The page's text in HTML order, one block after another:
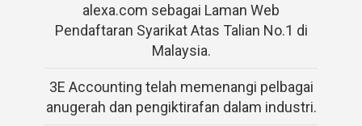
alexa.com sebagai Laman Web
Pendaftaran Syarikat Atas Talian No.1 di
Malaysia.
3E Accounting telah memenangi pelbagai
anugerah dan pengiktirafan dalam industri.